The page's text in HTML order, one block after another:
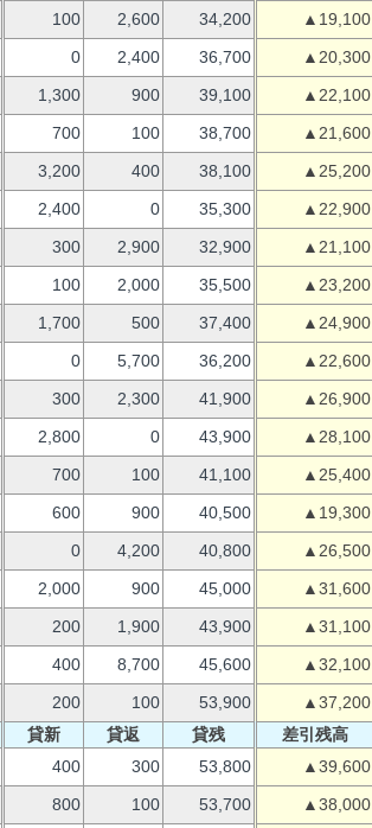
100 2,600 34,200
▲19,100
0 2,400 36,700
▲20,300
1,300 900 39,100
▲22,100
700 100 38,700
▲21,600
3,200 400 38,100
▲25,200
2,400 0 35,300
▲22,900
300 2,900 32,900
▲21,100
100 2,000 35,500
▲23,200
1,700 500 37,400
▲24,900
0 5,700 36,200
▲22,600
300 2,300 41,900
▲26,900
2,800 0 43,900
▲28,100
700 100 41,100
▲25,400
600 900 40,500
▲19,300
0 4,200 40,800
▲26,500
2,000 900 45,000
▲31,600
200 1,900 43,900
▲31,100
400 8,700 45,600
▲32,100
200 100 53,900
▲37,200
貸新 貸返 貸残
差引残高
400 300 53,800
▲39,600
800 100 53,700
▲38,000